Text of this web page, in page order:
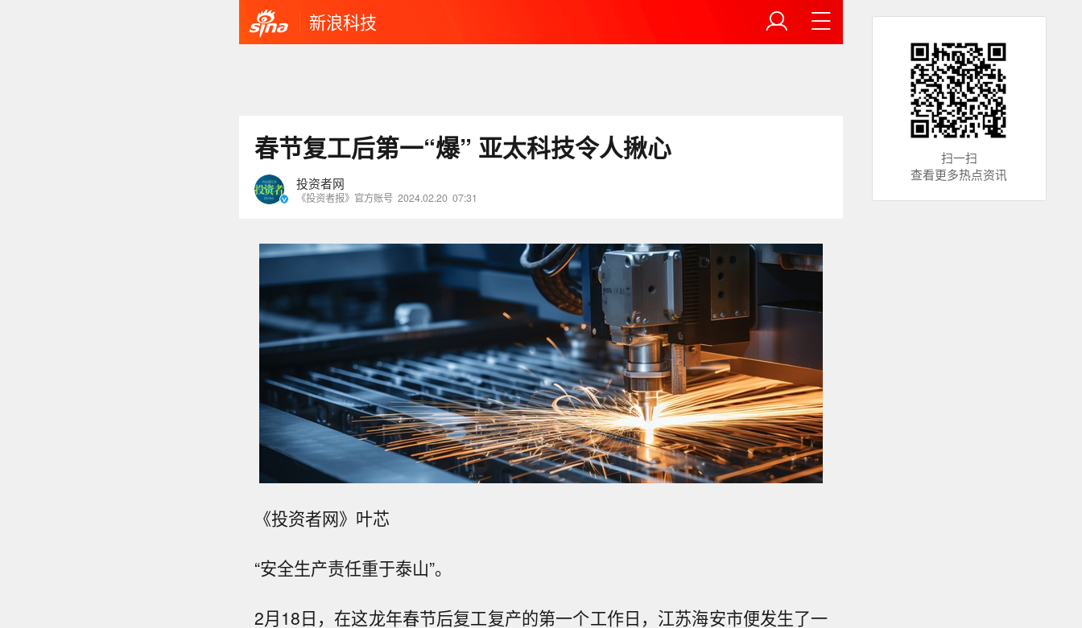
新浪科技
春节复工后第一“爆” 亚太科技令人揪心
投资者网
《投资者报》官方账号 2024.02.20 07:31
《投资者网》叶芯
“安全生产责任重于泰山”。
2月18日，在这龙年春节后复工复产的第一个工作日，江苏海安市便发生了一
扫一扫
查看更多热点资讯